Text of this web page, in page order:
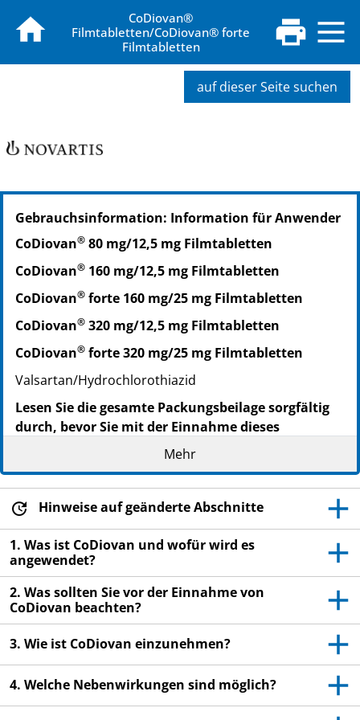
CoDiovan®
Filmtabletten/CoDiovan® forte
Filmtabletten
auf dieser Seite suchen
PZN: 04460477
PPN: 110446047796
NTIN: 04150044604774
Gebrauchsinformation: Information für Anwender
CoDiovan® 80 mg/12,5 mg Filmtabletten
CoDiovan® 160 mg/12,5 mg Filmtabletten
CoDiovan® forte 160 mg/25 mg Filmtabletten
CoDiovan® 320 mg/12,5 mg Filmtabletten
CoDiovan® forte 320 mg/25 mg Filmtabletten
Valsartan/Hydrochlorothiazid
Lesen Sie die gesamte Packungsbeilage sorgfältig
durch, bevor Sie mit der Einnahme dieses
Arzneimittels beginnen, denn sie enthält wichtige
Heben Sie die Packungsbeilage auf. Vielleicht
möchten Sie diese später nochmals lesen.
Wenn Sie weitere Fragen haben, wenden Sie sich
an Ihren Arzt oder Apotheker.
Dieses Arzneimittel wurde Ihnen persönlich
verschrieben. Geben Sie es nicht an Dritte weiter.
Es kann anderen Menschen schaden, auch wenn
diese die gleichen Beschwerden haben wie Sie.
Wenn Sie Nebenwirkungen bemerken, wenden Sie
sich an Ihren Arzt oder Apotheker. Dies gilt auch
für Nebenwirkungen, die nicht in dieser
Mehr
Hinweise auf geänderte Abschnitte
1. Was ist CoDiovan und wofür wird es
angewendet?
2. Was sollten Sie vor der Einnahme von
CoDiovan beachten?
3. Wie ist CoDiovan einzunehmen?
4. Welche Nebenwirkungen sind möglich?